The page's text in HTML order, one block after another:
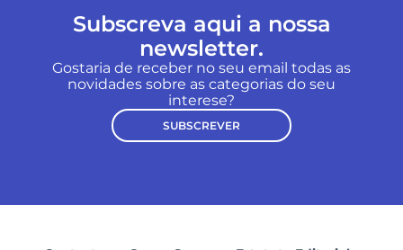
Subscreva aqui a nossa
newsletter.
Gostaria de receber no seu email todas as
novidades sobre as categorias do seu
interese?
SUBSCREVER